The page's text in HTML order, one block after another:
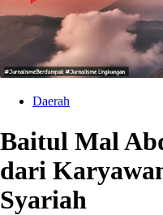
Daerah
Baitul Mal
dari
Syariah